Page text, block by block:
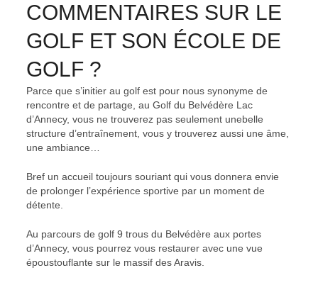
COMMENTAIRES SUR LE
GOLF ET SON ÉCOLE DE
GOLF ?
Parce que s’initier au golf est pour nous synonyme de
rencontre et de partage, au Golf du Belvédère Lac
d’Annecy, vous ne trouverez pas seulement unebelle
structure d’entraînement, vous y trouverez aussi une âme,
une ambiance…
Bref un accueil toujours souriant qui vous donnera envie
de prolonger l’expérience sportive par un moment de
détente.
Au parcours de golf 9 trous du Belvédère aux portes
d’Annecy, vous pourrez vous restaurer avec une vue
époustouflante sur le massif des Aravis.